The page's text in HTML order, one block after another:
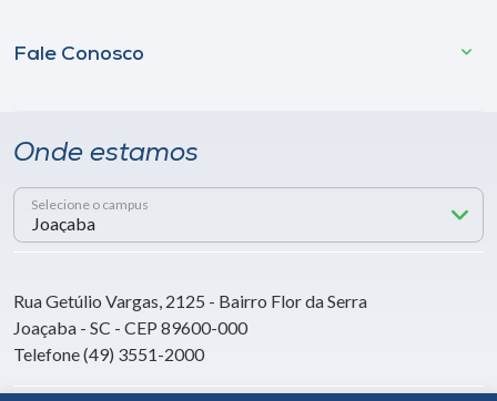
Fale Conosco
Onde estamos
Selecione o campus
Rua Getúlio Vargas, 2125 - Bairro Flor da Serra
Joaçaba - SC - CEP 89600-000
Telefone (49) 3551-2000